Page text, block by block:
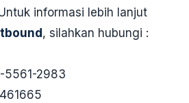
informasi lebih lanjut
, silahkan hubungi :
5561-2983